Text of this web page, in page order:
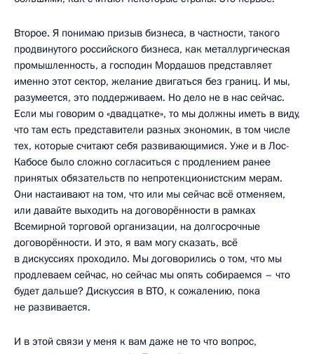
Второе. Я понимаю призыв бизнеса, в частности, такого
продвинутого российского бизнеса, как металлургическая
промышленность, а господин Мордашов представляет
именно этот сектор, желание двигаться без границ. И мы,
разумеется, это поддерживаем. Но дело не в нас сейчас.
Если мы говорим о «двадцатке», то мы должны иметь в виду,
что там есть представители разных экономик, в том числе
тех, которые считают себя развивающимися. Уже и в Лос-
Кабосе было сложно согласиться с продлением ранее
принятых обязательств по непротекционистским мерам.
Они настаивают на том, что или мы сейчас всё отменяем,
или давайте выходить на договорённости в рамках
Всемирной торговой организации, на долгосрочные
договорённости. И это, я вам могу сказать, всё
в дискуссиях проходило. Мы договорились о том, что мы
продлеваем сейчас, но сейчас мы опять собираемся – что
будет дальше? Дискуссия в ВТО, к сожалению, пока
не развивается.
И в этой связи у меня к вам даже не то что вопрос,